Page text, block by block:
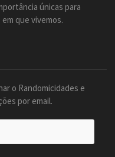
únicas para
que vivemos.
o Randomicidades e
por email.